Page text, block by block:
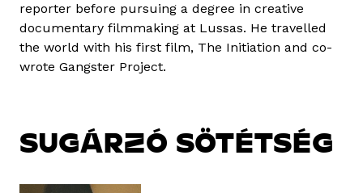
reporter before pursuing a degree in creative
documentary filmmaking at Lussas. He travelled
the world with his first film, The Initiation and co-
wrote Gangster Project.
SUGÁRZÓ SÖTÉTSÉG